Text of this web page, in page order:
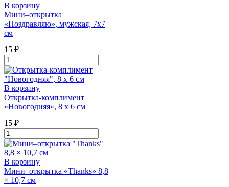
В корзину
Мини‒открытка
«Поздравляю», мужская, 7х7
см
15 ₽
Количество
товара
Мини‒
открытка
«Поздравляю»,
мужская,
см
В корзину
Открытка-комплимент
«Новогодняя», 8 х 6 см
15 ₽
Количество
товара
Открытка-
комплимент
"Новогодняя",
8
В корзину
Мини‒открытка «Thanks» 8,8
× 10,7 см